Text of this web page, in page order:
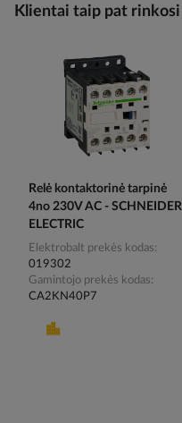
Klientai taip pat rinkosi
Relė kontaktorinė tarpinė
4no 230V AC - SCHNEIDER
ELECTRIC
Elektrobalt prekės kodas
019302
Gamintojo prekės kodas
CA2KN40P7